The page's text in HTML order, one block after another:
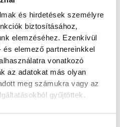
és hirdetések személyre
biztosításához,
elemzéséhez. Ezenkívül
és elemező partnereinkkel
vonatkozó
az adatokat más olyan
meg számukra vagy az
gyűjtöttek.
később hosszú
életben is
majd.